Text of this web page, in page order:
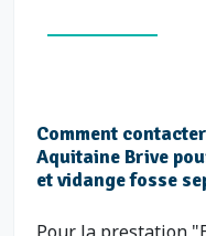
Comment
Aquitaine Brive
et vidange fosse